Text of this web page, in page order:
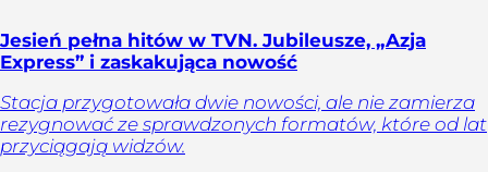
Jesień pełna hitów w TVN. Jubileusze, „Azja
Express” i zaskakująca nowość
Stacja przygotowała dwie nowości, ale nie zamierza
rezygnować ze sprawdzonych formatów, które od lat
przyciągają widzów.